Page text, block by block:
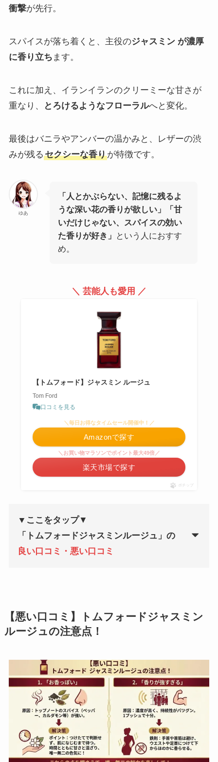
衝撃が先行。
スパイスが落ち着くと、主役のジャスミン が濃厚
に香り立ち ます。
これに加え、イランイランのクリーミーな甘さが
重なり、
とろけるようなフローラルへと変化。
最後はバニラやアンバーの温かみと、レザーの渋
みが残るセクシーな香りが特徴です。
ゆあ
「人とかぶらない、記憶に残るよ
うな深い花の香りが欲しい」「甘
いだけじゃない、スパイスの効い
た香りが好き」
という人におすす
め。
＼ 芸能人も愛用 ／
【トムフォード】ジャスミン ルージュ
Tom Ford
口コミを見る
＼毎日お得なタイムセール開催中！／
Amazonで探す
＼お買い物マラソンでポイント最大49倍／
楽天市場で探す
ポチップ
▼ここをタップ▼
「
トムフォードジャスミンルージュ 」の
良い口コミ・悪い口コミ
【悪い口コミ】トムフォードジャスミン
ルージュの注意点！